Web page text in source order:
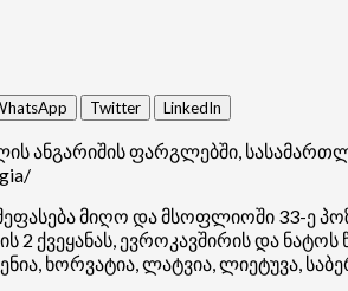
Twitter LinkedIn
ანგარიშის ფარგლებში,
მიღო და მსოფლიოში 33-ე
ქვეყანას, ევროკავშირის და
ხორვატია, ლატვია, ლიეტუვა,